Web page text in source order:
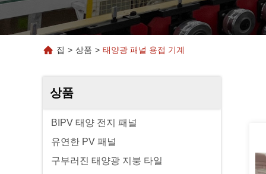
집 > 상품 > 태양광 패널 용접 기계
상품
BIPV 태양 전지 패널
유연한 PV 패널
구부러진 태양광 지붕 타일